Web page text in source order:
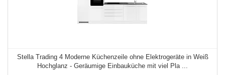
Stella Trading 4 Moderne Küchenzeile ohne Elektrogeräte in Weiß
Hochglanz - Geräumige Einbauküche mit viel Pla ...